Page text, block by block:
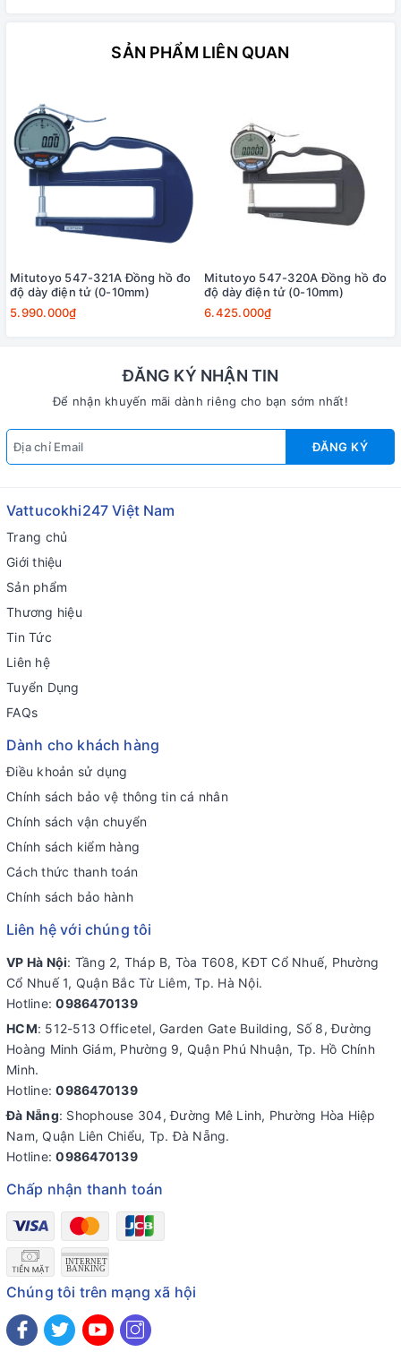
SẢN PHẨM LIÊN QUAN
Mitutoyo 547-321A Đồng hồ đo
độ dày điện tử (0-10mm)
5.990.000₫
Mitutoyo 547-320A Đồng hồ đo
độ dày điện tử (0-10mm)
6.425.000₫
ĐĂNG KÝ NHẬN TIN
Để nhận khuyến mãi dành riêng cho bạn sớm nhất!
ĐĂNG KÝ
Vattucokhi247 Việt Nam
Trang chủ
Giới thiệu
Sản phẩm
Thương hiệu
Tin Tức
Liên hệ
Tuyển Dụng
FAQs
Dành cho khách hàng
Điều khoản sử dụng
Chính sách bảo vệ thông tin cá nhân
Chính sách vận chuyển
Chính sách kiểm hàng
Cách thức thanh toán
Chính sách bảo hành
Liên hệ với chúng tôi
VP Hà Nội: Tầng 2, Tháp B, Tòa T608, KĐT Cổ Nhuế, Phường
Cổ Nhuế 1, Quận Bắc Từ Liêm, Tp. Hà Nội.
Hotline:0986470139
HCM: 512-513 Officetel, Garden Gate Building, Số 8, Đường
Hoàng Minh Giám, Phường 9, Quận Phú Nhuận, Tp. Hồ Chính
Minh.
Hotline:0986470139
Đà Nẵng: Shophouse 304, Đường Mê Linh, Phường Hòa Hiệp
Nam, Quận Liên Chiểu, Tp. Đà Nẵng.
Hotline:0986470139
Chấp nhận thanh toán
Chúng tôi trên mạng xã hội